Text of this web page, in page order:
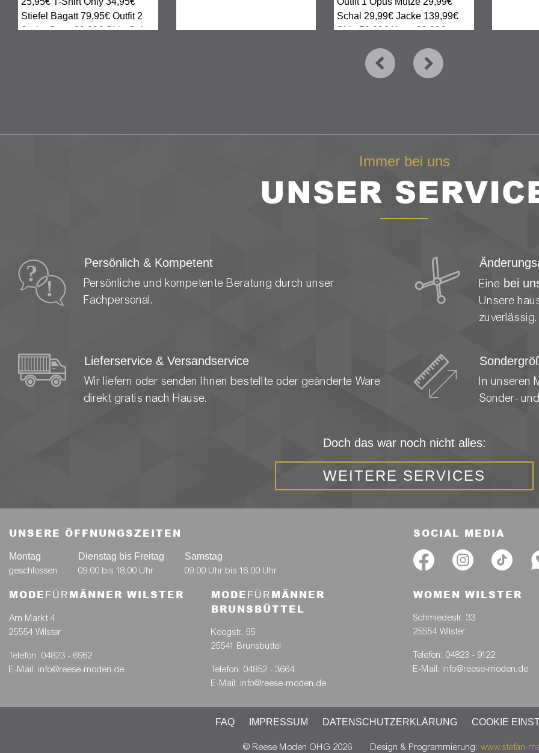
Immer bei uns
UNSER
Persönlich & Kompetent
Persönliche und kompetente Beratung durch unser
Fachpersonal.
Eine bei
Unsere
zuverlässig.
Lieferservice & Versandservice
Wir liefern oder senden Ihnen bestellte oder geänderte Ware
direkt gratis nach Hause.
In unseren
Sonder-
Doch das war noch nicht alles:
WEITERE SERVICES
UNSERE ÖFFNUNGSZEITEN
Montag
geschlossen
Dienstag bis Freitag
09.00 bis 18.00 Uhr
Samstag
09.00 Uhr bis 16.00 Uhr
SOCIAL MEDIA
MODE FÜR MÄNNER WILSTER
Am Markt 4
25554 Wilster
Telefon: 04823 - 6962
E-Mail: info@reese-moden.de
MODE FÜR MÄNNER
BRUNSBÜTTEL
Koogstr. 55
25541 Brunsbüttel
Telefon: 04852 - 3664
E-Mail: info@reese-moden.de
WOMEN WILSTER
Schmiedestr. 33
25554 Wilster
Telefon: 04823 - 9122
E-Mail: info@reese-moden.de
FAQ IMPRESSUM DATENSCHUTZERKLÄRUNG COOKIE
© Reese Moden OHG 2026 Design & Programmierung: www.stefan-